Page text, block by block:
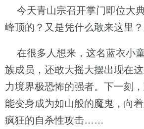
今天青山宗召开掌门即位大
峰顶的？又是凭什么敢来这里
在很多人想来，这名蓝衣小
族成员，还敢大摇大摆出现在
力境界极恐怖的强者。下一刻
能变身成为如山般的魔鬼，向
疯狂的自杀性攻击……